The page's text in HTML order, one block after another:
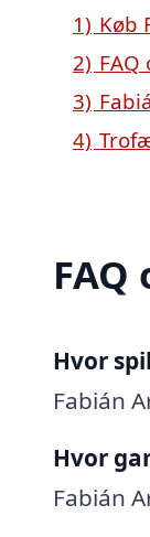
1) Køb
2) FAQ
3)
4)
Hvor
Fabián
Hvor
Fabián